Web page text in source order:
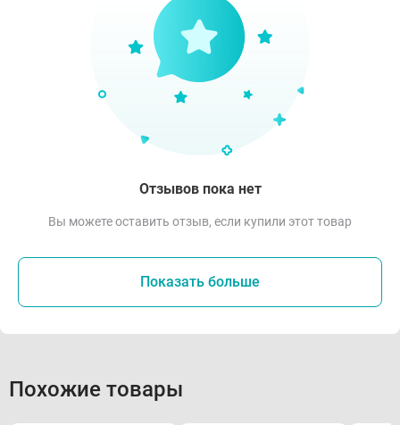
Отзывов пока нет
Вы можете оставить отзыв, если купили этот товар
Показать больше
Похожие товары